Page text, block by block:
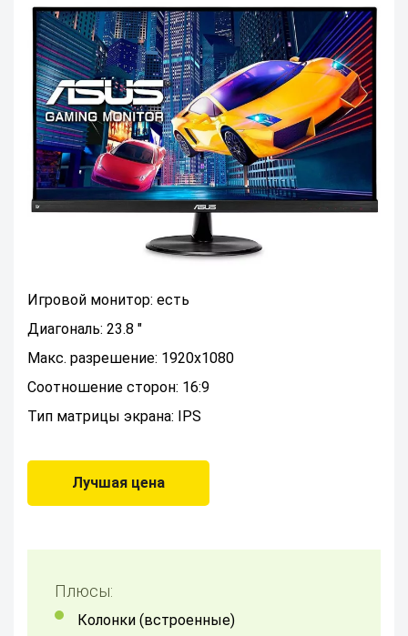
Игровой монитор: есть
Диагональ: 23.8 "
Макс. разрешение: 1920x1080
Соотношение сторон: 16:9
Тип матрицы экрана: IPS
Лучшая цена
Плюсы:
Колонки (встроенные)